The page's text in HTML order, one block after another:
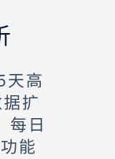
天高
扩
每日
能